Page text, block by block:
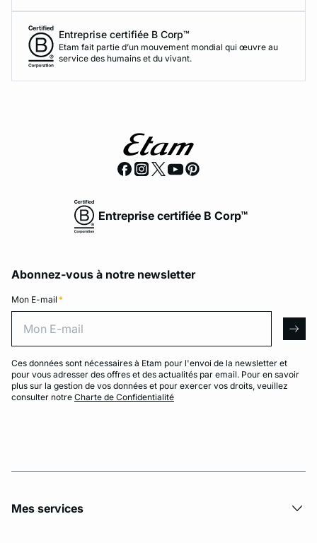
Entreprise certifiée B Corp™
Etam fait partie d’un mouvement mondial qui œuvre au
service des humains et du vivant.
Entreprise certifiée B Corp™
Abonnez-vous à notre newsletter
Mon E-mail *
Ces données sont nécessaires à Etam pour l'envoi de la newsletter et
pour vous adresser des offres et des actualités par email. Pour en savoir
plus sur la gestion de vos données et pour exercer vos droits, veuillez
consulter notre Charte de Confidentialité
Mes services